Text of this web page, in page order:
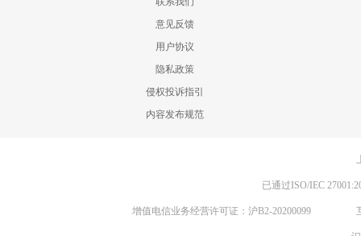
意见反馈
用户协议
隐私政策
侵权投诉指引
内容发布规范
已通过ISO/IEC
增值电信业务经营许可证：沪B2-20200099